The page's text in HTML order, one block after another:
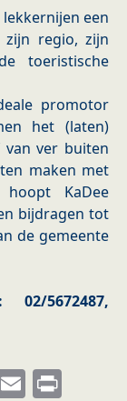
lekkernijen een
zijn regio, zijn
toeristische
promotor
het (laten)
ver buiten
maken met
KaDee
bijdragen tot
de gemeente
5672487,
Email